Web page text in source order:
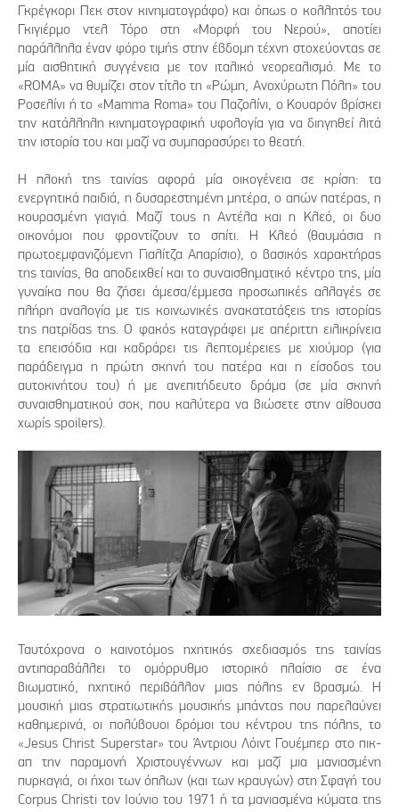
Γκρέγκορι Πεκ στον κινηματογράφο) και όπως ο κολλητός του
Γκιγιέρμο ντελ Τόρο στη «Μορφή του Νερού», αποτίει
παράλληλα έναν φόρο τιμής στην έβδομη τέχνη στοχεύοντας σε
μία αισθητική συγγένεια με τον ιταλικό νεορεαλισμό. Με το
«ROMA» να θυμίζει στον τίτλο τη «Ρώμη, Ανοχύρωτη Πόλη» του
Ροσελίνι ή το «Mamma Roma» του Παζολίνι, ο Κουαρόν βρίσκει
την κατάλληλη κινηματογραφική υφολογία για να διηγηθεί λιτά
την ιστορία του και μαζί να συμπαρασύρει το θεατή.
Η πλοκή της ταινίας αφορά μία οικογένεια σε κρίση: τα
ενεργητικά παιδιά, η δυσαρεστημένη μητέρα, ο απών πατέρας, η
κουρασμένη γιαγιά. Μαζί τους η Αντέλα και η Κλεό, οι δυο
οικονόμοι που φροντίζουν το σπίτι. Η Κλεό (θαυμάσια η
πρωτοεμφανιζόμενη Γιαλίτζα Απαρίσιο), ο βασικός χαρακτήρας
της ταινίας, θα αποδειχθεί και το συναισθηματικό κέντρο της, μία
γυναίκα που θα ζήσει άμεσα/έμμεσα προσωπικές αλλαγές σε
πλήρη αναλογία με τις κοινωνικές ανακατατάξεις της ιστορίας
της πατρίδας της. Ο φακός καταγράφει με απέριττη ειλικρίνεια
τα επεισόδια και καδράρει τις λεπτομέρειες με χιούμορ (για
παράδειγμα η πρώτη σκηνή του πατέρα και η είσοδος του
αυτοκινήτου του) ή με ανεπιτήδευτο δράμα (σε μία σκηνή
συναισθηματικού σοκ, που καλύτερα να βιώσετε στην αίθουσα
χωρίς spoilers).
Ταυτόχρονα ο καινοτόμος ηχητικός σχεδιασμός της ταινίας
αντιπαραβάλλει το ομόρρυθμο ιστορικό πλαίσιο σε ένα
βιωματικό, ηχητικό περιβάλλον μιας πόλης εν βρασμώ. Η
μουσική μιας στρατιωτικής μουσικής μπάντας που παρελαύνει
καθημερινά, οι πολύβουοι δρόμοι του κέντρου της πόλης, το
«Jesus Christ Superstar» του Άντριου Λόιντ Γουέμπερ στο πικ-
απ την παραμονή Χριστουγέννων και μαζί μια μανιασμένη
πυρκαγιά, οι ήχοι των όπλων (και των κραυγών) στη Σφαγή του
Corpus Christi τον Ιούνιο του 1971 ή τα μανιασμένα κύματα της